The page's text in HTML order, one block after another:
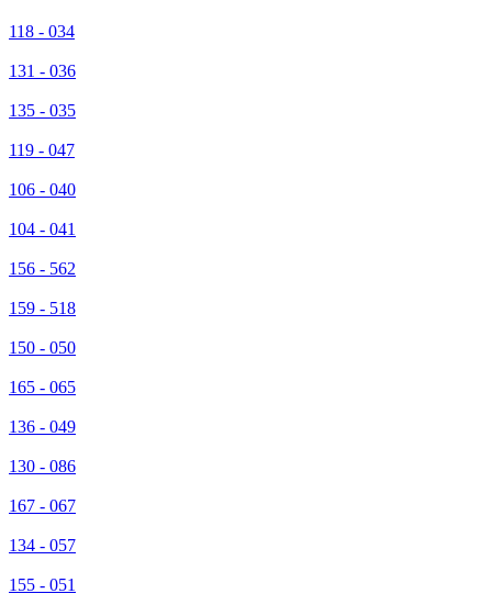
118 - 034
131 - 036
135 - 035
119 - 047
106 - 040
104 - 041
156 - 562
159 - 518
150 - 050
165 - 065
136 - 049
130 - 086
167 - 067
134 - 057
155 - 051